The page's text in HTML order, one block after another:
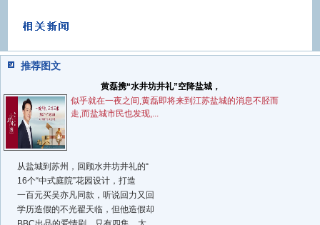
推荐图文
黄磊携“水井坊井礼”空降盐城，
似乎就在一夜之间,黄磊即将来到江苏盐城的消息不胫而
走,而盐城市民也发现,...
从盐城到苏州，回顾水井坊井礼的“
16个“中式庭院”花园设计，打造
一百元买吴亦凡同款，听说回力又回
学历造假的不光翟天临，但他造假却